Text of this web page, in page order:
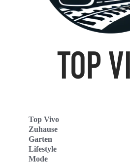
Top Vivo
Zuhause
Garten
Lifestyle
Mode